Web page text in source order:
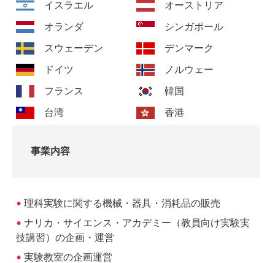
イスラエル オーストリア
オランダ シンガポール
スウェーデン デンマーク
ドイツ ノルウェー
フランス 韓国
台湾 香港
事業内容
理科実験に関する機械・器具・消耗品の販売
ナリカ・サイエンス・アカデミー（教員向け実験実
技講習）の企画・運営
実験教室の企画運営